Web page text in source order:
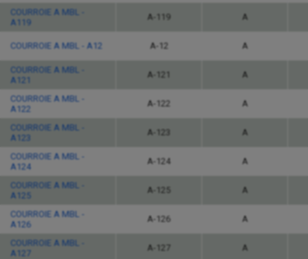
COURROIE A MBL -
A119
A-119 A
COURROIE A MBL - A12 A-12 A
COURROIE A MBL -
A121
A-121 A
COURROIE A MBL -
A122
A-122 A
COURROIE A MBL -
A123
A-123 A
COURROIE A MBL -
A124
A-124 A
COURROIE A MBL -
A125
A-125 A
COURROIE A MBL -
A126
A-126 A
COURROIE A MBL -
A127
A-127 A